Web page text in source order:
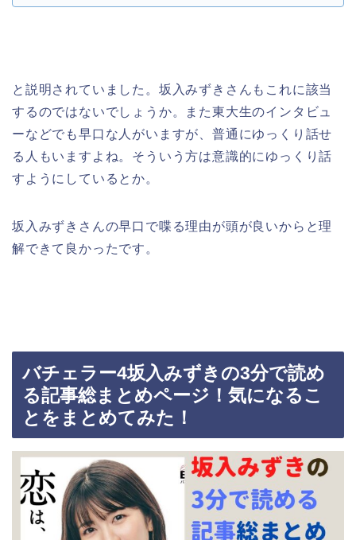
と説明されていました。坂入みずきさんもこれに該当
するのではないでしょうか。また東大生のインタビュ
ーなどでも早口な人がいますが、普通にゆっくり話せ
る人もいますよね。そういう方は意識的にゆっくり話
すようにしているとか。
坂入みずきさんの早口で喋る理由が頭が良いからと理
解できて良かったです。
バチェラー4坂入みずきの3分で読め
る記事総まとめページ！気になるこ
とをまとめてみた！